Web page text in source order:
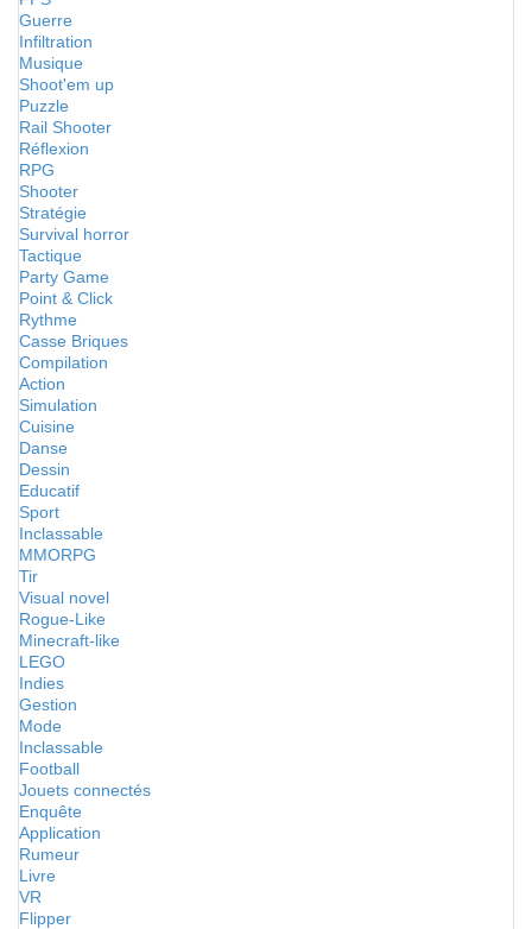
Guerre
Infiltration
Musique
Shoot'em up
Puzzle
Rail Shooter
Réflexion
RPG
Shooter
Stratégie
Survival horror
Tactique
Party Game
Point & Click
Rythme
Casse Briques
Compilation
Action
Simulation
Cuisine
Danse
Dessin
Educatif
Sport
Inclassable
MMORPG
Tir
Visual novel
Rogue-Like
Minecraft-like
LEGO
Indies
Gestion
Mode
Inclassable
Football
Jouets connectés
Enquête
Application
Rumeur
Livre
VR
Flipper